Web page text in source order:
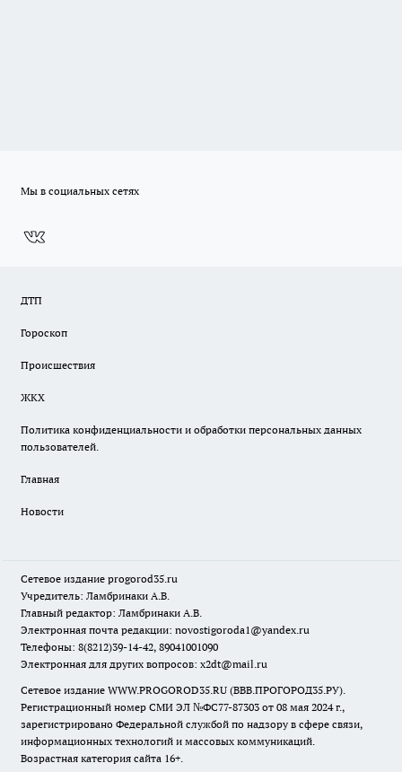
Мы в социальных сетях
ДТП
Гороскоп
Происшествия
ЖКХ
Политика конфиденциальности и обработки персональных данных
пользователей.
Главная
Новости
Сетевое издание progorod35.ru
Учредитель: Ламбринаки А.В.
Главный редактор: Ламбринаки А.В.
Электронная почта редакции: novostigoroda1@yandex.ru
Телефоны: 8(8212)39-14-42, 89041001090
Электронная для других вопросов: x2dt@mail.ru
Сетевое издание WWW.PROGOROD35.RU (ВВВ.ПРОГОРОД35.РУ).
Регистрационный номер СМИ ЭЛ №ФС77-87303 от 08 мая 2024 г.,
зарегистрировано Федеральной службой по надзору в сфере связи,
информационных технологий и массовых коммуникаций.
Возрастная категория сайта 16+.